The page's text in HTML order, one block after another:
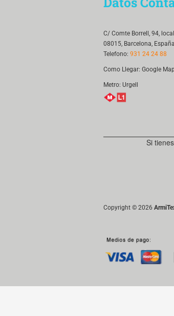
C/ Comte Borrell, 94, local
08015, Barcelona, España
Telefono: 931 24 24 88
Como Llegar: Google
Metro: Urgell
Si
Copyright © 2026